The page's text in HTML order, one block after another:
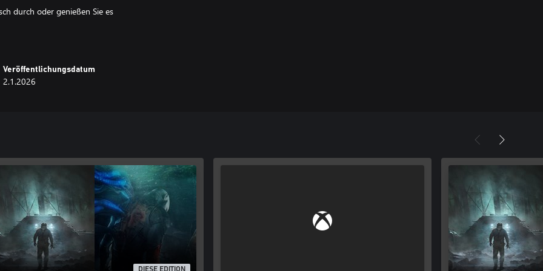
durch oder genießen Sie es
während du die düstere
Mark Morgan.
Veröffentlichungsdatum
2.1.2026
DIESE EDITION